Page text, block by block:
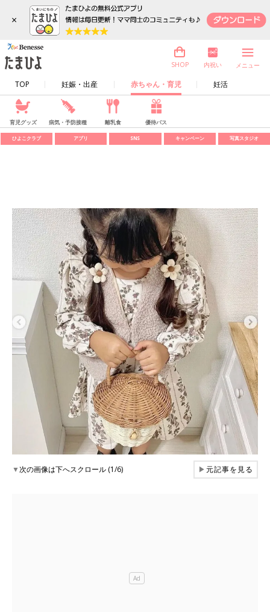
×
TOP 妊娠・出産 赤ちゃん・育児 妊活
SHOP 内祝い メニュー
育児グッズ 病気・予防接種 離乳食 優待パス
ひよこクラブ アプリ SNS キャンペーン 写真スタジオ
▼次の画像は下へスクロール (1/6) ▶元記事を見る